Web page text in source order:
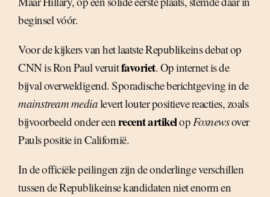
beginsel vóór.
Voor de kijkers van het laatste Republikeins debat op
CNN is Ron Paul veruitfavoriet. Op internet is de
bijval overweldigend. Sporadische berichtgeving in de
mainstream medialevert louter positieve reacties, zoals
bijvoorbeeld onder eenrecent artikelopFoxnewsover
Pauls positie in Californië.
In de officiële peilingen zijn de onderlinge verschillen
tussen de Republikeinse kandidaten niet enorm en